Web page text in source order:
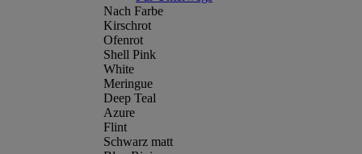
Nach Farbe
Kirschrot
Ofenrot
Shell Pink
White
Meringue
Deep Teal
Azure
Flint
Schwarz matt